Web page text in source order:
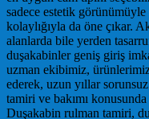
sadece estetik
kolaylığıyla da öne çıkar.
alanlarda bile yerden
duşakabinler geniş giriş
uzman ekibimiz,
ederek, uzun yıllar
tamiri ve bakımı
Duşakabin rulman tamiri,